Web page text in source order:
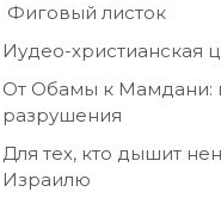
Фиговый листок
Иудео-христианская
От Обамы к Мамдани:
разрушения
Для тех, кто дышит
Израилю